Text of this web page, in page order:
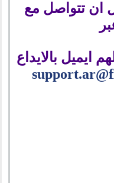
ان تتواصل مع
ايميل بالايداع